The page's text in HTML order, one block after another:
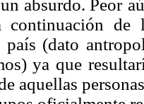
absurdo. Peor
continuación de
país (dato
ya que
aquellas